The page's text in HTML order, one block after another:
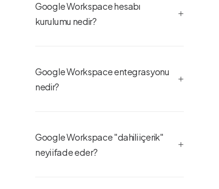
Google Workspace hesabı
kurulumu nedir?
Google Workspace entegrasyonu
nedir?
Google Workspace "dahili içerik"
neyi ifade eder?